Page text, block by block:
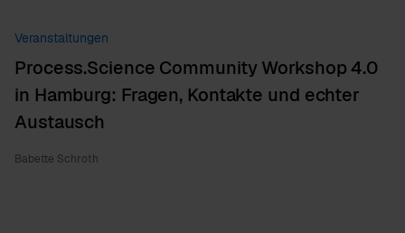
Veranstaltungen
Process.Science Community Workshop 4.0
in Hamburg: Fragen, Kontakte und echter
Austausch
Babette Schroth